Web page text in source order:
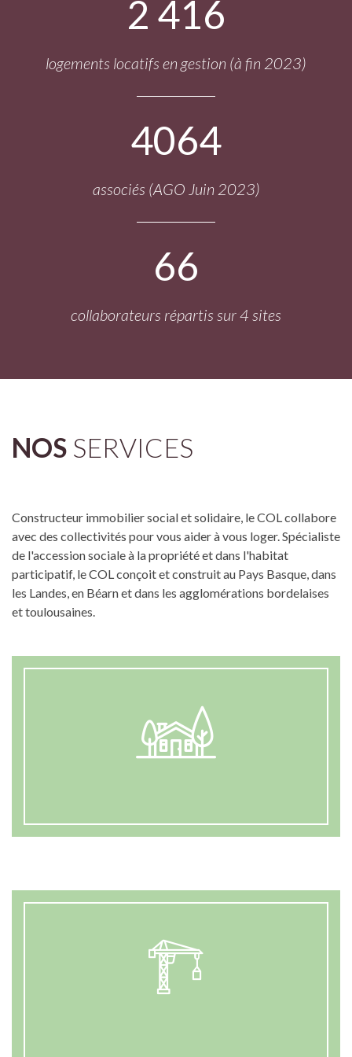
2 416
logements locatifs en gestion (à fin 2023)
4064
associés (AGO Juin 2023)
66
collaborateurs répartis sur 4 sites
NOS SERVICES
Constructeur immobilier social et solidaire, le COL collabore
avec des collectivités pour vous aider à vous loger. Spécialiste
de l'accession sociale à la propriété et dans l'habitat
participatif, le COL conçoit et construit au Pays Basque, dans
les Landes, en Béarn et dans les agglomérations bordelaises
et toulousaines.